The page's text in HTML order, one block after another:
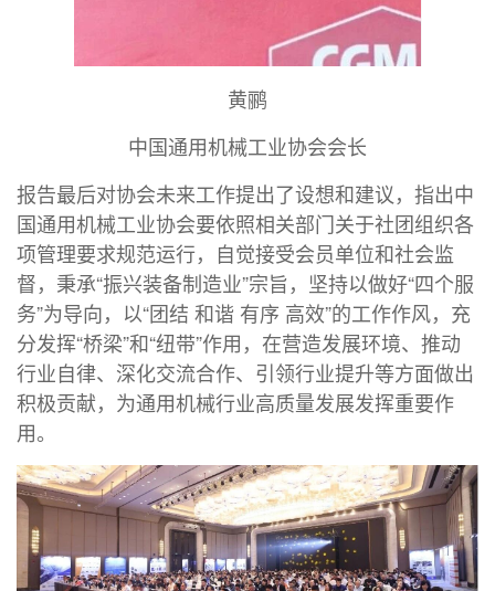
黄鹂
中国通用机械工业协会会长
报告最后对协会未来工作提出了设想和建议，指出中
国通用机械工业协会要依照相关部门关于社团组织各
项管理要求规范运行，自觉接受会员单位和社会监
督，秉承“振兴装备制造业”宗旨，坚持以做好“四个服
务”为导向，以“团结 和谐 有序 高效”的工作作风，充
分发挥“桥梁”和“纽带”作用，在营造发展环境、推动
行业自律、深化交流合作、引领行业提升等方面做出
积极贡献，为通用机械行业高质量发展发挥重要作
用。